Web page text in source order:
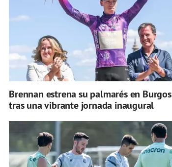
Brennan estrena su palmarés en Burgos
tras una vibrante jornada inaugural